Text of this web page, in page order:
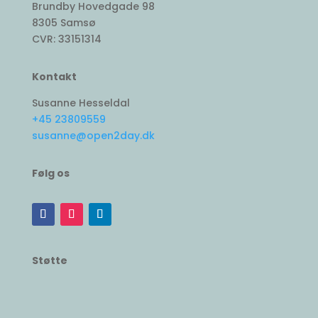
Brundby Hovedgade 98
8305 Samsø
CVR: 33151314
Kontakt
Susanne Hesseldal
+45 23809559
susanne@open2day.dk
Følg os
Støtte